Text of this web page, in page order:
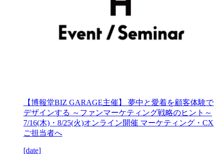
【博報堂BIZ GARAGE主催】 夢中と愛着を顧客体験で
デザインする ～ファンマーケティング戦略のヒント～
7/16(木)・8/25(火)オンライン開催 マーケティング・CX
ご担当者へ
[date]